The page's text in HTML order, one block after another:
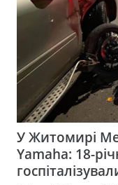
У Житомирі
Yamaha: 18-